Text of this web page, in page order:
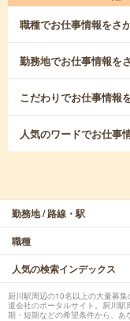
職種でお仕事情報をさ
勤務地でお仕事情報を
こだわりでお仕事情報
人気のワードでお仕事
勤務地 / 路線・駅
職種
人気の検索インデックス
厨川駅周辺の10名以上の大量募
遣会社のポータルサイト。厨川
期・短期などの希望条件から、あ